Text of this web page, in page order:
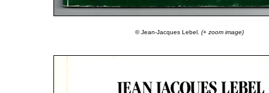
© Jean-Jacques Lebel. (+ zoom image)